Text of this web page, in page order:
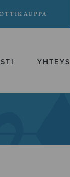
YHTEYS